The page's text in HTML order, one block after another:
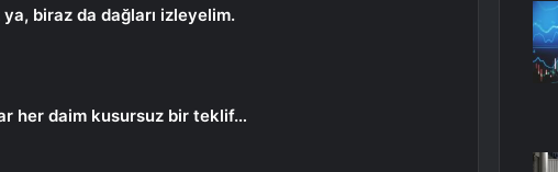
biraz da dağları izleyelim.
her daim kusursuz bir teklif…